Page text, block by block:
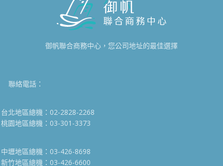
御帆聯合商務中心，您公司地址的最佳選擇
聯絡電話：
台北地區總機：02-2828-2268
桃園地區總機：03-301-3373
中壢地區總機：03-426-8698
新竹地區總機：03-426-6600